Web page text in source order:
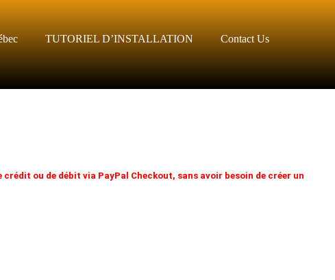
TUTORIEL D’INSTALLATION Contact Us
ou de débit via PayPal Checkout, sans avoir besoin de créer un